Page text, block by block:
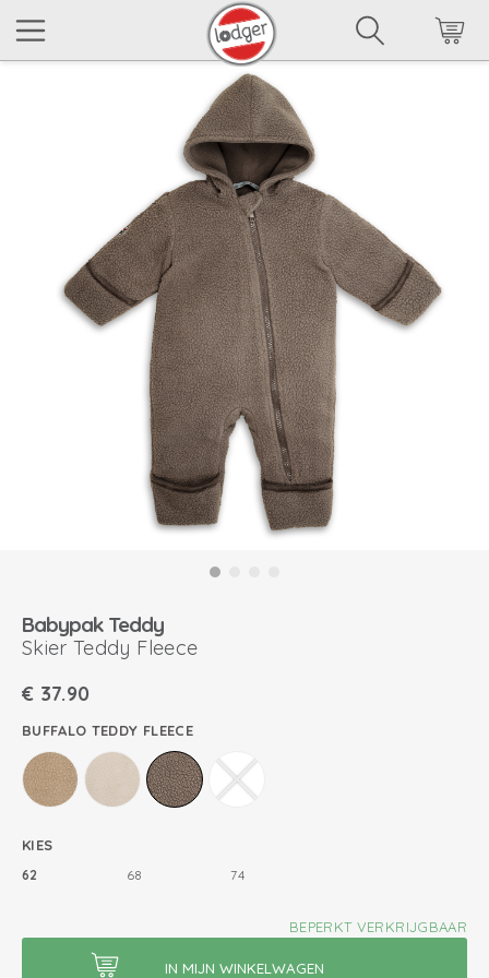
Babypak Teddy
Skier Teddy Fleece
€ 37.90
BUFFALO TEDDY FLEECE
KIES
62 68 74
BEPERKT VERKRIJGBAAR